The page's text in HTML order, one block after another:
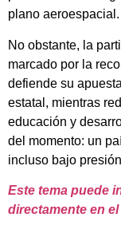
plano aeroespacial.
No obstante, la
marcado por la
defiende su
estatal, mientras
educación y
del momento: un
incluso bajo
Este tema puede
directamente en